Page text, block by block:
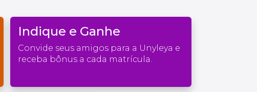
Indique e Ganhe
Convide seus amigos para a Unyleya e
receba bônus a cada matrícula.